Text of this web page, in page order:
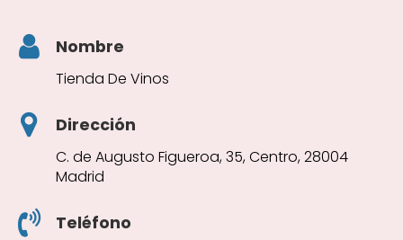
Nombre
Tienda De Vinos
Dirección
C. de Augusto Figueroa, 35, Centro, 28004
Madrid
Teléfono